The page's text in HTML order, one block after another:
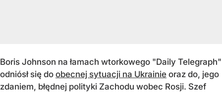
Boris Johnson na łamach wtorkowego "Daily Telegraph"
odniósł się do obecnej sytuacji na Ukrainie oraz do, jego
zdaniem, błędnej polityki Zachodu wobec Rosji. Szef